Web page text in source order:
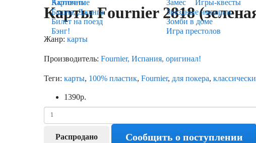
Карточные
Игры-квесты
Активити
Башня, Дженга
Билет на поезд
Бэнг!
Замес
Звёздные империи
Зомби в доме
Игра престолов
Карты Fournier 2818
Жанр: карты
Производитель: Fournier, Испания, оригинал!
Теги: карты, 100% пластик, Fournier, для покера,
1390р.
Распродано Сообщить о поступлении